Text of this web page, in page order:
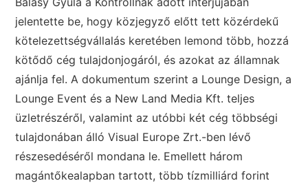
jelentette be, hogy közjegyző előtt tett közérdekű
kötelezettségvállalás keretében lemond több, hozzá
kötődő cég tulajdonjogáról, és azokat az államnak
ajánlja fel. A dokumentum szerint a Lounge Design, a
Lounge Event és a New Land Media Kft. teljes
üzletrészéről, valamint az utóbbi két cég többségi
tulajdonában álló Visual Europe Zrt.-ben lévő
részesedéséről mondana le. Emellett három
magántőkealapban tartott, több tízmilliárd forint